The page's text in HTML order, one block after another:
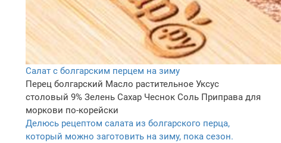
Салат с болгарским перцем на зиму
Перец болгарский Масло растительное Уксус
столовый 9% Зелень Сахар Чеснок Соль Приправа для
моркови по-корейски
Делюсь рецептом салата из болгарского перца,
который можно заготовить на зиму, пока сезон.